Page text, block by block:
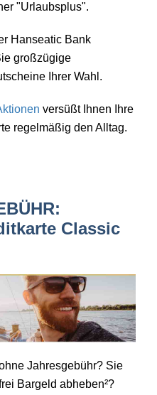
"Urlaubsplus".
Hanseatic Bank
großzügige
Ihrer Wahl.
versüßt Ihnen Ihre
regelmäßig den Alltag.
Classic
Jahresgebühr? Sie
Bargeld abheben²?